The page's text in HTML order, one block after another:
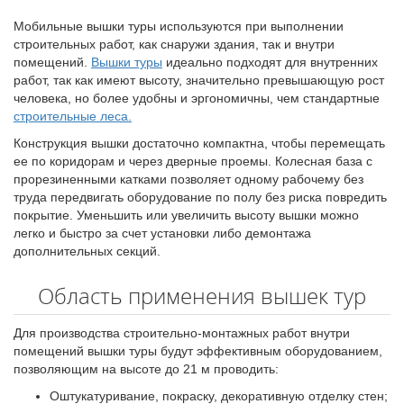
Мобильные вышки туры используются при выполнении
строительных работ, как снаружи здания, так и внутри
помещений. Вышки туры идеально подходят для внутренних
работ, так как имеют высоту, значительно превышающую рост
человека, но более удобны и эргономичны, чем стандартные
строительные леса.
Конструкция вышки достаточно компактна, чтобы перемещать
ее по коридорам и через дверные проемы. Колесная база с
прорезиненными катками позволяет одному рабочему без
труда передвигать оборудование по полу без риска повредить
покрытие. Уменьшить или увеличить высоту вышки можно
легко и быстро за счет установки либо демонтажа
дополнительных секций.
Область применения вышек тур
Для производства строительно-монтажных работ внутри
помещений вышки туры будут эффективным оборудованием,
позволяющим на высоте до 21 м проводить:
Оштукатуривание, покраску, декоративную отделку стен;